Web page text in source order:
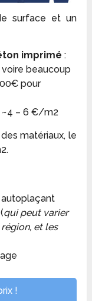
surface et un
imprimé :
beaucoup
pour
– 6 €/m2
matériaux, le
qui peut varier
et les
!